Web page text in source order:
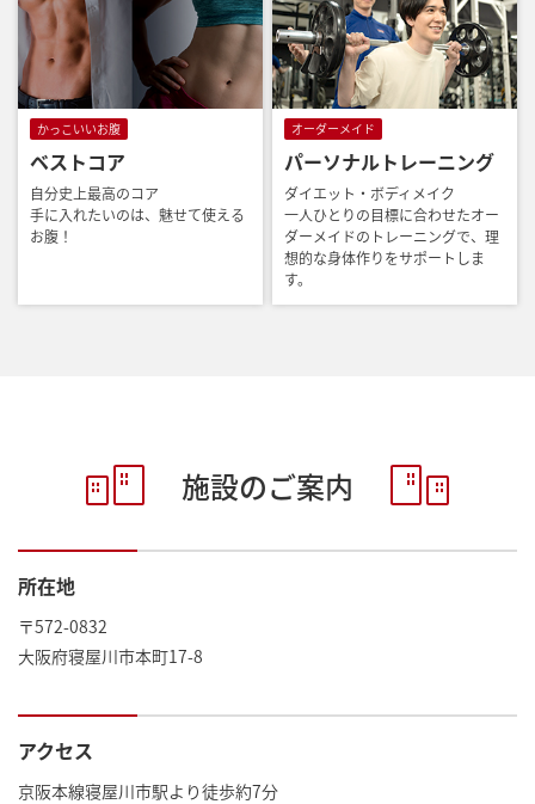
かっこいいお腹
ベストコア
自分史上最高のコア
手に入れたいのは、魅せて使える
お腹！
オーダーメイド
パーソナルトレーニング
ダイエット・ボディメイク
一人ひとりの目標に合わせたオー
ダーメイドのトレーニングで、理
想的な身体作りをサポートしま
す。
施設のご案内
所在地
〒572-0832
大阪府寝屋川市本町17-8
アクセス
京阪本線寝屋川市駅より徒歩約7分